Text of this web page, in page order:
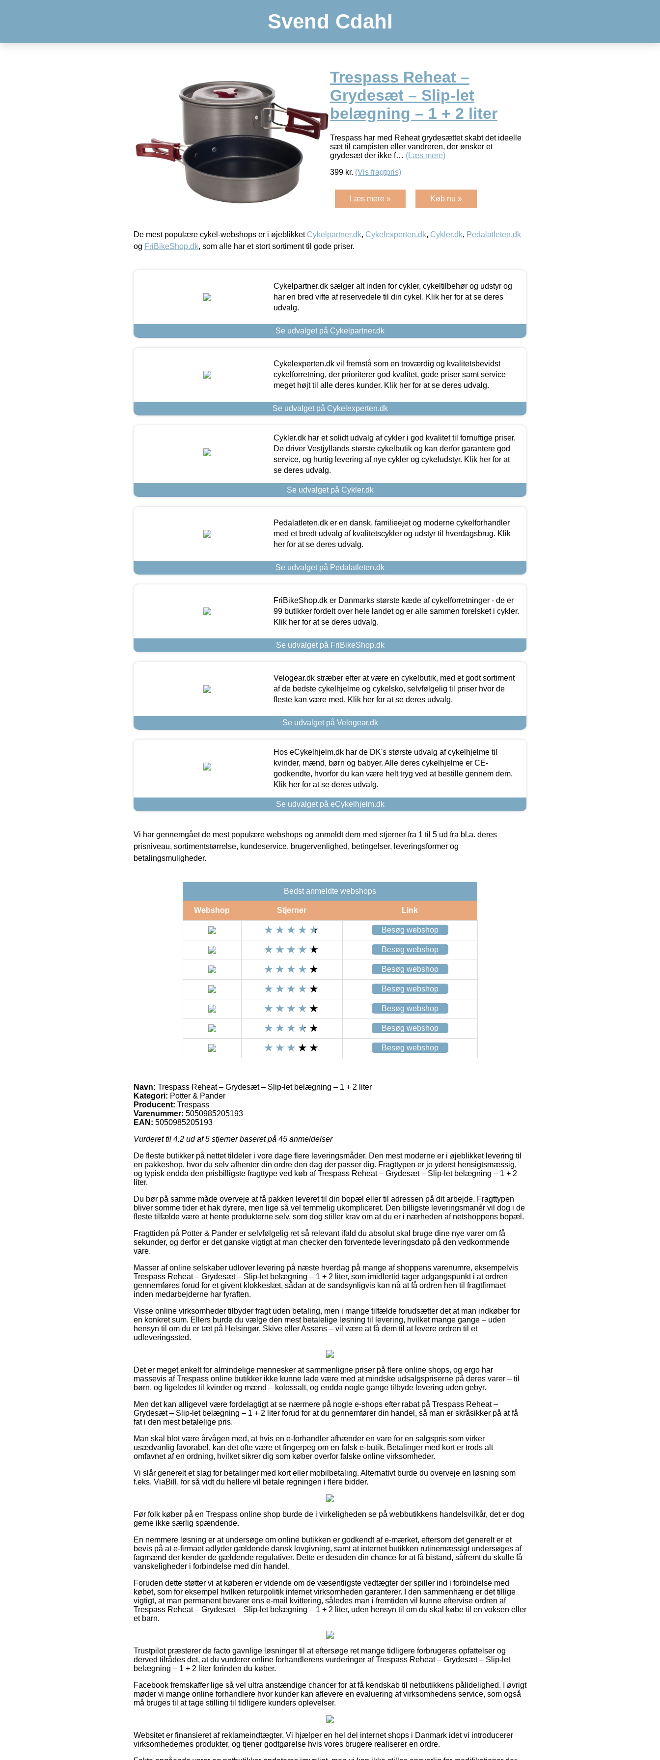
Svend Cdahl
Trespass Reheat –
Grydesæt – Slip-let
belægning – 1 + 2 liter
Trespass har med Reheat grydesættet skabt det ideelle
sæt til campisten eller vandreren, der ønsker et
grydesæt der ikke f… (Læs mere)
399 kr. (Vis fragtpris)
Læs mere » Køb nu »
De mest populære cykel-webshops er i øjeblikket Cykelpartner.dk, Cykelexperten.dk, Cykler.dk, Pedalatleten.dk
og FriBikeShop.dk, som alle har et stort sortiment til gode priser.
Cykelpartner.dk sælger alt inden for cykler, cykeltilbehør og udstyr og
har en bred vifte af reservedele til din cykel. Klik her for at se deres
udvalg.
Se udvalget på Cykelpartner.dk
Cykelexperten.dk vil fremstå som en troværdig og kvalitetsbevidst
cykelforretning, der prioriterer god kvalitet, gode priser samt service
meget højt til alle deres kunder. Klik her for at se deres udvalg.
Se udvalget på Cykelexperten.dk
Cykler.dk har et solidt udvalg af cykler i god kvalitet til fornuftige priser.
De driver Vestjyllands største cykelbutik og kan derfor garantere god
service, og hurtig levering af nye cykler og cykeludstyr. Klik her for at
se deres udvalg.
Se udvalget på Cykler.dk
Pedalatleten.dk er en dansk, familieejet og moderne cykelforhandler
med et bredt udvalg af kvalitetscykler og udstyr til hverdagsbrug. Klik
her for at se deres udvalg.
Se udvalget på Pedalatleten.dk
FriBikeShop.dk er Danmarks største kæde af cykelforretninger - de er
99 butikker fordelt over hele landet og er alle sammen forelsket i cykler.
Klik her for at se deres udvalg.
Se udvalget på FriBikeShop.dk
Velogear.dk stræber efter at være en cykelbutik, med et godt sortiment
af de bedste cykelhjelme og cykelsko, selvfølgelig til priser hvor de
fleste kan være med. Klik her for at se deres udvalg.
Se udvalget på Velogear.dk
Hos eCykelhjelm.dk har de DK's største udvalg af cykelhjelme til
kvinder, mænd, børn og babyer. Alle deres cykelhjelme er CE-
godkendte, hvorfor du kan være helt tryg ved at bestille gennem dem.
Klik her for at se deres udvalg.
Se udvalget på eCykelhjelm.dk
Vi har gennemgået de mest populære webshops og anmeldt dem med stjerner fra 1 til 5 ud fra bl.a. deres
prisniveau, sortimentstørrelse, kundeservice, brugervenlighed, betingelser, leveringsformer og
betalingsmuligheder.
Bedst anmeldte webshops
Webshop Stjerner Link
Besøg webshop
Besøg webshop
Besøg webshop
Besøg webshop
Besøg webshop
Besøg webshop
Besøg webshop
Navn: Trespass Reheat – Grydesæt – Slip-let belægning – 1 + 2 liter
Kategori: Potter & Pander
Producent: Trespass
Varenummer: 5050985205193
EAN: 5050985205193
Vurderet til 4.2 ud af 5 stjerner baseret på 45 anmeldelser
De fleste butikker på nettet tildeler i vore dage flere leveringsmåder. Den mest moderne er i øjeblikket levering til
en pakkeshop, hvor du selv afhenter din ordre den dag der passer dig. Fragttypen er jo yderst hensigtsmæssig,
og typisk endda den prisbilligste fragttype ved køb af Trespass Reheat – Grydesæt – Slip-let belægning – 1 + 2
liter.
Du bør på samme måde overveje at få pakken leveret til din bopæl eller til adressen på dit arbejde. Fragttypen
bliver somme tider et hak dyrere, men lige så vel temmelig ukompliceret. Den billigste leveringsmanér vil dog i de
fleste tilfælde være at hente produkterne selv, som dog stiller krav om at du er i nærheden af netshoppens bopæl.
Fragttiden på Potter & Pander er selvfølgelig ret så relevant ifald du absolut skal bruge dine nye varer om få
sekunder, og derfor er det ganske vigtigt at man checker den forventede leveringsdato på den vedkommende
vare.
Masser af online selskaber udlover levering på næste hverdag på mange af shoppens varenumre, eksempelvis
Trespass Reheat – Grydesæt – Slip-let belægning – 1 + 2 liter, som imidlertid tager udgangspunkt i at ordren
gennemføres forud for et givent klokkeslæt, sådan at de sandsynligvis kan nå at få ordren hen til fragtfirmaet
inden medarbejderne har fyraften.
Visse online virksomheder tilbyder fragt uden betaling, men i mange tilfælde forudsætter det at man indkøber for
en konkret sum. Ellers burde du vælge den mest betalelige løsning til levering, hvilket mange gange – uden
hensyn til om du er tæt på Helsingør, Skive eller Assens – vil være at få dem til at levere ordren til et
udleveringssted.
Det er meget enkelt for almindelige mennesker at sammenligne priser på flere online shops, og ergo har
massevis af Trespass online butikker ikke kunne lade være med at mindske udsalgspriserne på deres varer – til
børn, og ligeledes til kvinder og mænd – kolossalt, og endda nogle gange tilbyde levering uden gebyr.
Men det kan alligevel være fordelagtigt at se nærmere på nogle e-shops efter rabat på Trespass Reheat –
Grydesæt – Slip-let belægning – 1 + 2 liter forud for at du gennemfører din handel, så man er skråsikker på at få
fat i den mest betalelige pris.
Man skal blot være årvågen med, at hvis en e-forhandler afhænder en vare for en salgspris som virker
usædvanlig favorabel, kan det ofte være et fingerpeg om en falsk e-butik. Betalinger med kort er trods alt
omfavnet af en ordning, hvilket sikrer dig som køber overfor falske online virksomheder.
Vi slår generelt et slag for betalinger med kort eller mobilbetaling. Alternativt burde du overveje en løsning som
f.eks. ViaBill, for så vidt du hellere vil betale regningen i flere bidder.
Før folk køber på en Trespass online shop burde de i virkeligheden se på webbutikkens handelsvilkår, det er dog
gerne ikke særlig spændende.
En nemmere løsning er at undersøge om online butikken er godkendt af e-mærket, eftersom det generelt er et
bevis på at e-firmaet adlyder gældende dansk lovgivning, samt at internet butikken rutinemæssigt undersøges af
fagmænd der kender de gældende regulativer. Dette er desuden din chance for at få bistand, såfremt du skulle få
vanskeligheder i forbindelse med din handel.
Foruden dette støtter vi at køberen er vidende om de væsentligste vedtægter der spiller ind i forbindelse med
købet, som for eksempel hvilken returpolitik internet virksomheden garanterer. I den sammenhæng er det tillige
vigtigt, at man permanent bevarer ens e-mail kvittering, således man i fremtiden vil kunne eftervise ordren af
Trespass Reheat – Grydesæt – Slip-let belægning – 1 + 2 liter, uden hensyn til om du skal købe til en voksen eller
et barn.
Trustpilot præsterer de facto gavnlige løsninger til at eftersøge ret mange tidligere forbrugeres opfattelser og
derved tilrådes det, at du vurderer online forhandlerens vurderinger af Trespass Reheat – Grydesæt – Slip-let
belægning – 1 + 2 liter forinden du køber.
Facebook fremskaffer lige så vel ultra anstændige chancer for at få kendskab til netbutikkens pålidelighed. I øvrigt
møder vi mange online forhandlere hvor kunder kan aflevere en evaluering af virksomhedens service, som også
må bruges til at tage stilling til tidligere kunders oplevelser.
Websitet er finansieret af reklameindtægter. Vi hjælper en hel del internet shops i Danmark idet vi introducerer
virksomhedernes produkter, og tjener godtgørelse hvis vores brugere realiserer en ordre.